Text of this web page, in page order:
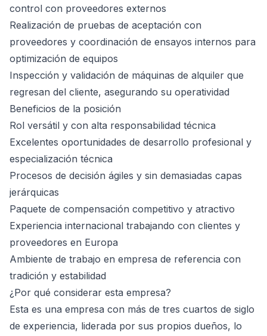
control con proveedores externos
Realización de pruebas de aceptación con
proveedores y coordinación de ensayos internos para
optimización de equipos
Inspección y validación de máquinas de alquiler que
regresan del cliente, asegurando su operatividad
Beneficios de la posición
Rol versátil y con alta responsabilidad técnica
Excelentes oportunidades de desarrollo profesional y
especialización técnica
Procesos de decisión ágiles y sin demasiadas capas
jerárquicas
Paquete de compensación competitivo y atractivo
Experiencia internacional trabajando con clientes y
proveedores en Europa
Ambiente de trabajo en empresa de referencia con
tradición y estabilidad
¿Por qué considerar esta empresa?
Esta es una empresa con más de tres cuartos de siglo
de experiencia, liderada por sus propios dueños, lo